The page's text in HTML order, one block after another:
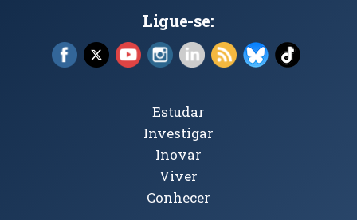
Ligue-se:
Facebook (abre em nova janela)
X (abre em nova janela)
YouTube (abre em nova janela)
Instagram (abre em nova janela)
LinkedIn (abre em nova
RSS (abre em nova
Bluesky (abre
TikTok
Tópicos Principais
Estudar
Investigar
Inovar
Viver
Conhecer